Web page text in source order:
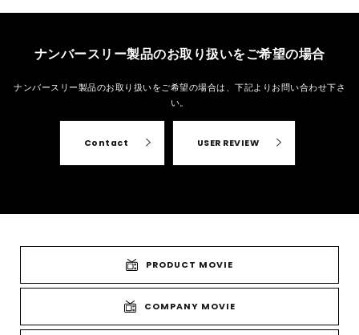
ナンバースリー製品のお取り扱いをご希望の場合
ナンバースリー製品のお取り扱いをご希望の場合は、 下記よりお問い合わせ下さ
い。
Contact USER REVIEW
PRODUCT MOVIE
COMPANY MOVIE